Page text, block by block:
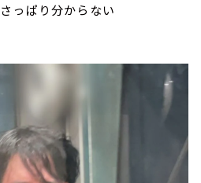
っぱり分からない